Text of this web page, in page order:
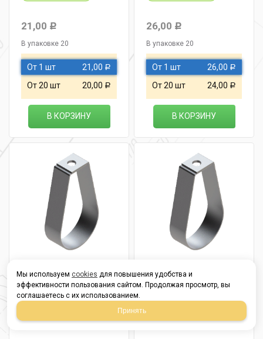
21,00 Р
В упаковке 20
От 1 шт 21,00 Р
От 20 шт 20,00 Р
В КОРЗИНУ
26,00 Р
В упаковке 20
От 1 шт 26,00 Р
От 20 шт 24,00 Р
В КОРЗИНУ
Хомут
спринклерный без
гайки d= 68мм
Хомут
спринклерный без
Мы используем cookies для повышения удобства и
эффективности пользования сайтом. Продолжая просмотр, вы
соглашаетесь с их использованием.
Принять